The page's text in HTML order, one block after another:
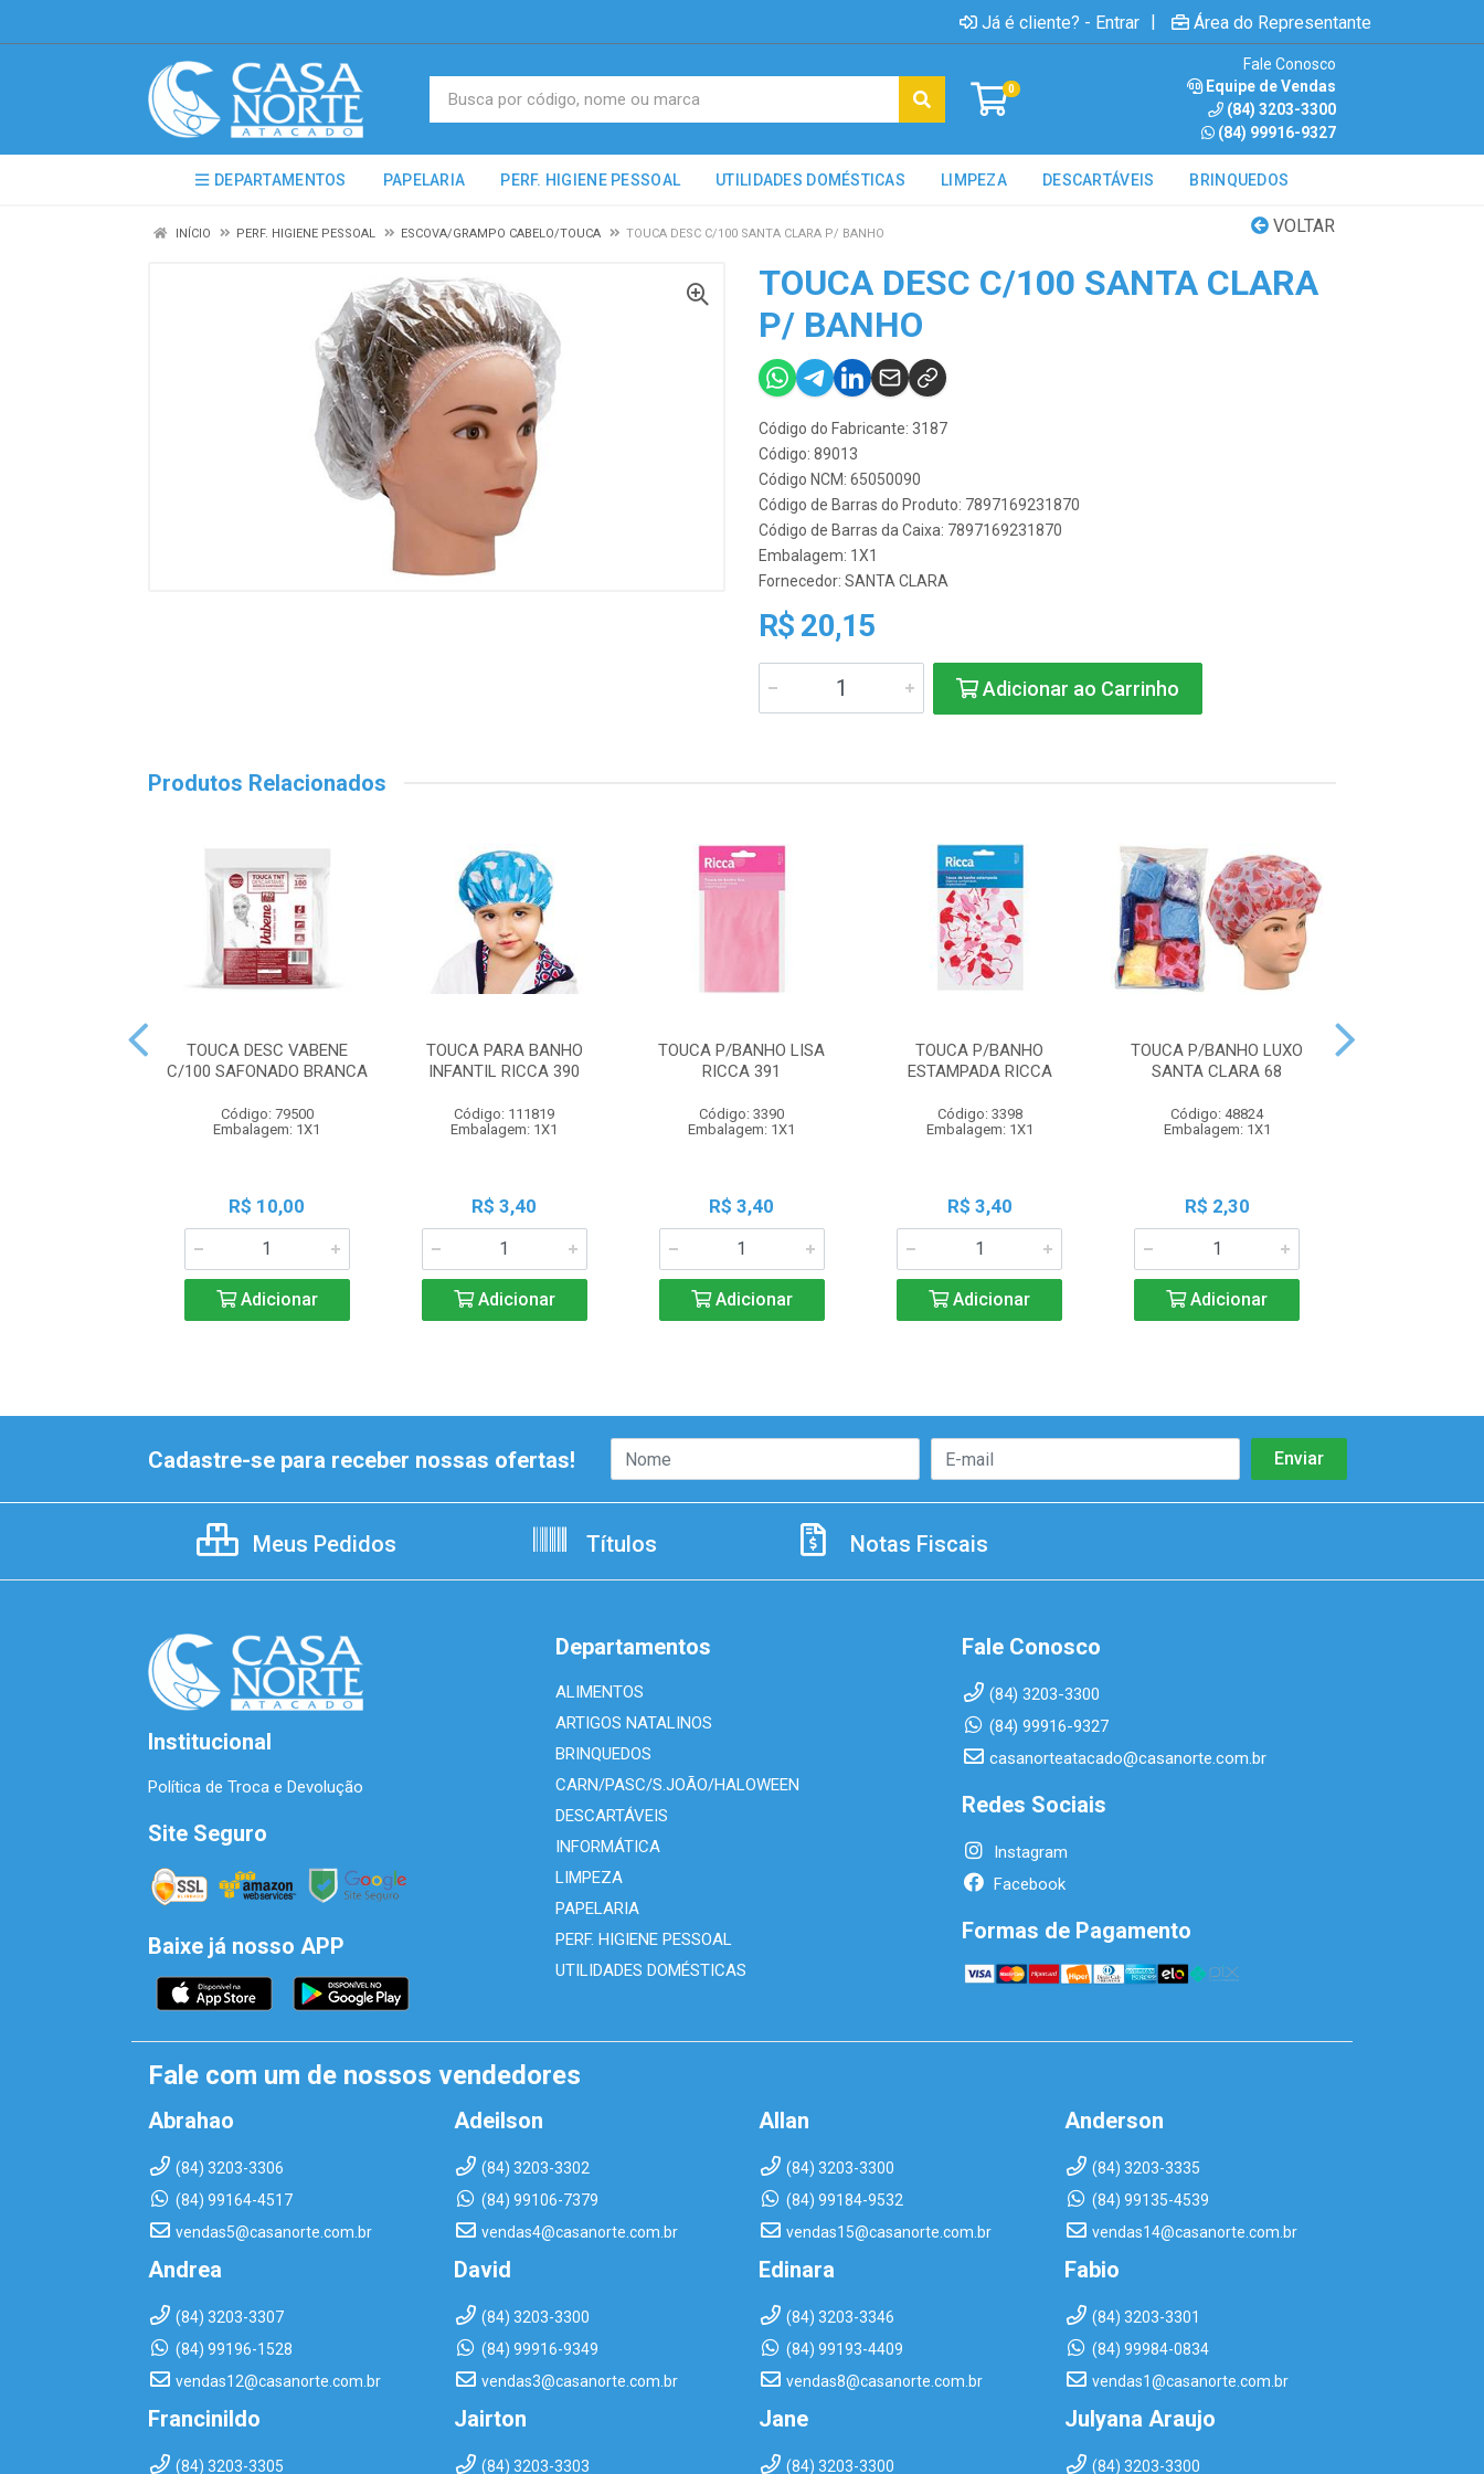
Já é cliente? - Entrar | Área do Representante
0
Fale Conosco
Equipe de Vendas
(84) 3203-3300
(84) 99916-9327
DEPARTAMENTOS PAPELARIA PERF. HIGIENE PESSOAL UTILIDADES DOMÉSTICAS LIMPEZA DESCARTÁVEIS BRINQUEDOS
VOLTAR
INÍCIO PERF. HIGIENE PESSOAL ESCOVA/GRAMPO CABELO/TOUCA TOUCA DESC C/100 SANTA CLARA P/ BANHO
TOUCA DESC C/100 SANTA CLARA
P/ BANHO
Código do Fabricante: 3187
Código: 89013
Código NCM: 65050090
Código de Barras do Produto: 7897169231870
Código de Barras da Caixa: 7897169231870
Embalagem: 1X1
Fornecedor: SANTA CLARA
R$ 20,15
Adicionar ao Carrinho
Produtos Relacionados
TOUCA DESC VABENE
C/100 SAFONADO BRANCA
Código: 79500
Embalagem: 1X1
R$ 10,00
Adicionar
TOUCA PARA BANHO
INFANTIL RICCA 390
Código: 111819
Embalagem: 1X1
R$ 3,40
Adicionar
TOUCA P/BANHO LISA
RICCA 391
Código: 3390
Embalagem: 1X1
R$ 3,40
Adicionar
TOUCA P/BANHO
ESTAMPADA RICCA
Código: 3398
Embalagem: 1X1
R$ 3,40
Adicionar
TOUCA P/BANHO LUXO
SANTA CLARA 68
Código: 48824
Embalagem: 1X1
R$ 2,30
Adicionar
Cadastre-se para receber nossas ofertas!
Meus Pedidos Títulos Notas Fiscais
Institucional
Política de Troca e Devolução
Site Seguro
Baixe já nosso APP
Departamentos
ALIMENTOS
ARTIGOS NATALINOS
BRINQUEDOS
CARN/PASC/S.JOÃO/HALOWEEN
DESCARTÁVEIS
INFORMÁTICA
LIMPEZA
PAPELARIA
PERF. HIGIENE PESSOAL
UTILIDADES DOMÉSTICAS
Fale Conosco
(84) 3203-3300
(84) 99916-9327
casanorteatacado@casanorte.com.br
Redes Sociais
Instagram
Facebook
Formas de Pagamento
Fale com um de nossos vendedores
Abrahao
(84) 3203-3306
(84) 99164-4517
vendas5@casanorte.com.br
Adeilson
(84) 3203-3302
(84) 99106-7379
vendas4@casanorte.com.br
Allan
(84) 3203-3300
(84) 99184-9532
vendas15@casanorte.com.br
Anderson
(84) 3203-3335
(84) 99135-4539
vendas14@casanorte.com.br
Andrea
(84) 3203-3307
(84) 99196-1528
vendas12@casanorte.com.br
David
(84) 3203-3300
(84) 99916-9349
vendas3@casanorte.com.br
Edinara
(84) 3203-3346
(84) 99193-4409
vendas8@casanorte.com.br
Fabio
(84) 3203-3301
(84) 99984-0834
vendas1@casanorte.com.br
Francinildo
(84) 3203-3305
Jairton
(84) 3203-3303
Jane
(84) 3203-3300
Julyana Araujo
(84) 3203-3300